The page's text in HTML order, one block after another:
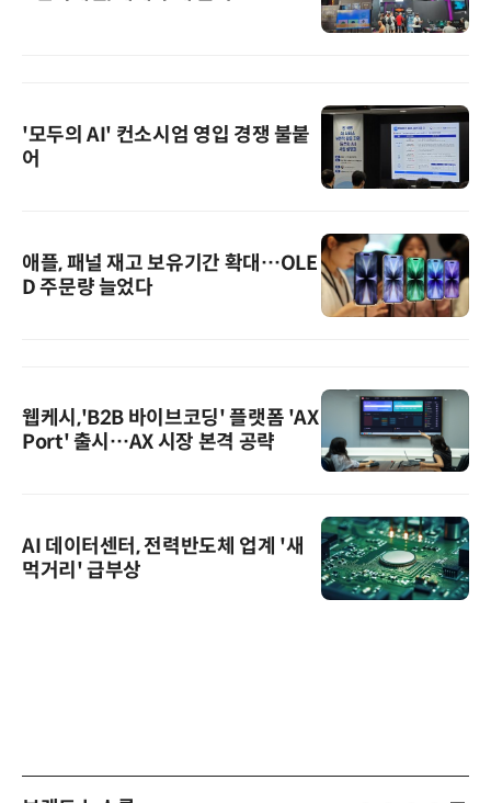
'모두의 AI' 컨소시엄 영입 경쟁 불붙
어
애플, 패널 재고 보유기간 확대…OLE
D 주문량 늘었다
웹케시,'B2B 바이브코딩' 플랫폼 'AX
Port' 출시…AX 시장 본격 공략
AI 데이터센터, 전력반도체 업계 '새
먹거리' 급부상